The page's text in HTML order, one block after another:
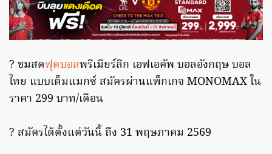
? ชมสดฟุตบอลพรีเมียร์ลีก เอฟเอคัพ บอลอังกฤษ บอล
ไทย แบบเต็มแมกซ์ สมัครผ่านแพ็กเกจ MONOMAX ใน
ราคา 299 บาท/เดือน
? สมัครได้ตั้งแต่วันนี้ ถึง 31 พฤษภาคม 2569